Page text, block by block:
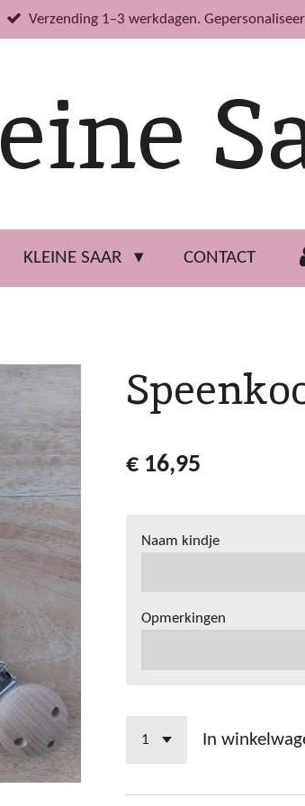
Verzending 1–3 werkdagen.
KLEINE SAAR CONTACT
€ 16,95
Naam kindje
Opmerkingen
In